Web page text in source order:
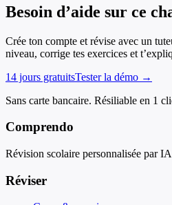
Besoin d’aide sur ce
Crée ton compte et révise avec un
niveau, corrige tes exercices et
14 jours gratuitsTester la démo →
Sans carte bancaire. Résiliable en 1
Comprendo
Révision scolaire personnalisée par
Réviser